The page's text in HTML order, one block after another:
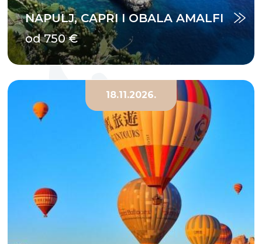
NAPULJ, CAPRI I OBALA AMALFI
od 750 €
18.11.2026.